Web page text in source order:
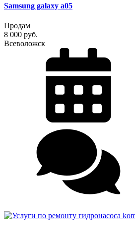
Samsung galaxy a05
Продам
8 000 руб.
Всеволожск